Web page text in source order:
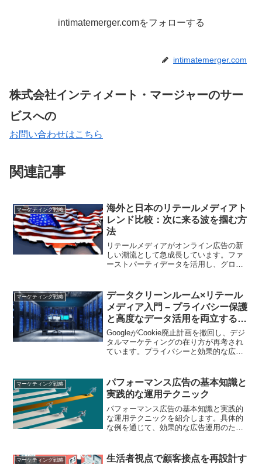
intimatemerger.comをフォローする
intimatemerger.com
株式会社インティメート・マージャーのサー
ビスへの
お問い合わせはこちら
関連記事
マーケティング戦略
海外と日本のリテールメディアト
レンド比較：次に来る波を掴む方
法
リテールメディアがオンライン広告の新
しい潮流として急成長しています。ファ
ーストパーティデータを活用し、グロー
マーケティング戦略
データクリーンルーム×リテール
メディア入門 – プライバシー保護
と高度なデータ活用を両立する新
潮流
GoogleがCookie廃止計画を撤回し、デジ
タルマーケティングの在り方が再考され
ています。プライバシーと効果的な広告
されています
マーケティング戦略
パフォーマンス広告の基本知識と
実践的な運用テクニック
パフォーマンス広告の基本知識と実践的
な運用テクニックを紹介します。具体的
な例を通じて、効果的な広告運用のため
マーケティング戦略
生活者視点で顧客接点を再設計す